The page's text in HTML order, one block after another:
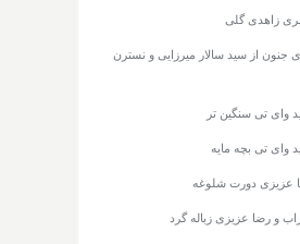
زاهدی گلی
جنون از سید سالار میرزایی و نسترن
وای تی سنگین تر
وای تی بچه مایه
عزیزی دورت شلوغه
و رضا عزیزی زباله گرد